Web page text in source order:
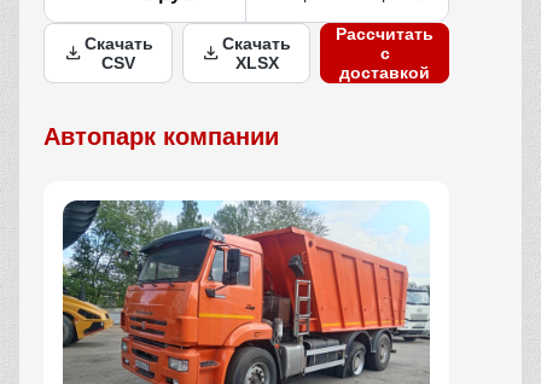
Скачать
CSV
Скачать
XLSX
Рассчитать
с
доставкой
Автопарк компании